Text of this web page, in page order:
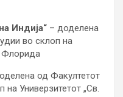
Индија“ – доделена
во склоп на
Флорида
од Факултетот
на Универзитетот „Св.